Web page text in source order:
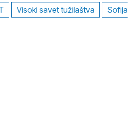
Visoki savet tužilaštva
Sofija